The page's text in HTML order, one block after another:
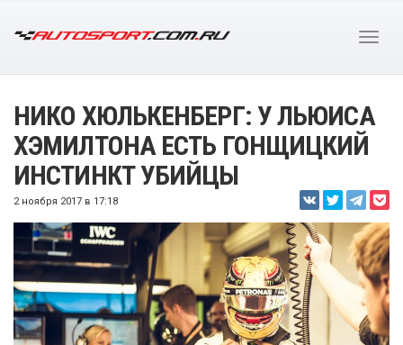
НИКО ХЮЛЬКЕНБЕРГ: У ЛЬЮИСА
ХЭМИЛТОНА ЕСТЬ ГОНЩИЦКИЙ
ИНСТИНКТ УБИЙЦЫ
2 ноября 2017 в 17:18